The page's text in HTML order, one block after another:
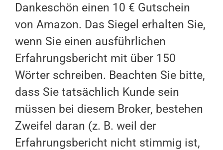
Dankeschön einen 10 € Gutschein
von Amazon. Das Siegel erhalten Sie,
wenn Sie einen ausführlichen
Erfahrungsbericht mit über 150
Wörter schreiben. Beachten Sie bitte,
dass Sie tatsächlich Kunde sein
müssen bei diesem Broker, bestehen
Zweifel daran (z. B. weil der
Erfahrungsbericht nicht stimmig ist,